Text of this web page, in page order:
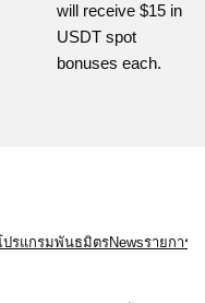
will receive $15 in
USDT spot
bonuses each.
ปรแกรมพันธมิตรNewsรายการ